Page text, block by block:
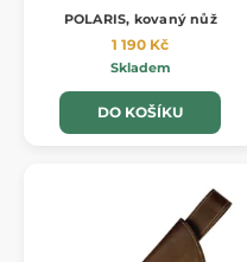
POLARIS, kovaný nůž
1 190 Kč
Skladem
DO KOŠÍKU